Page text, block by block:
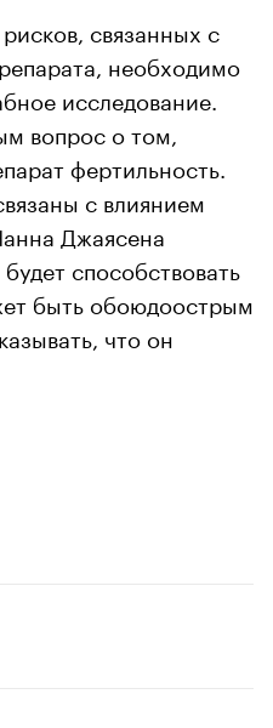
связанных с
необходимо
исследование.
вопрос о том,
фертильность.
с влиянием
Джаясена
способствовать
быть обоюдоострым
что он